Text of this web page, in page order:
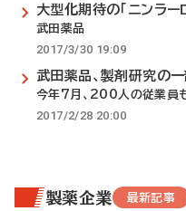
大型化期待の「ニンラー
武田薬品
2017/3/30 19:09
武田薬品、製剤研究の
今年7月、200人の従業員
2017/2/28 20:00
製薬企業 最新記事